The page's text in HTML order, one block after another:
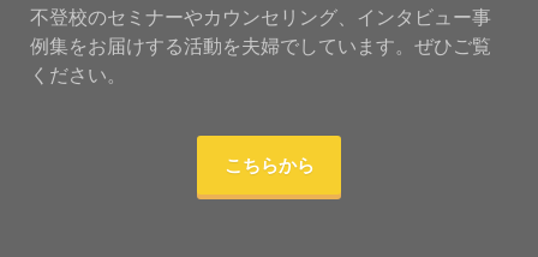
不登校のセミナーやカウンセリング、インタビュー事
例集をお届けする活動を夫婦でしています。ぜひご覧
ください。
こちらから